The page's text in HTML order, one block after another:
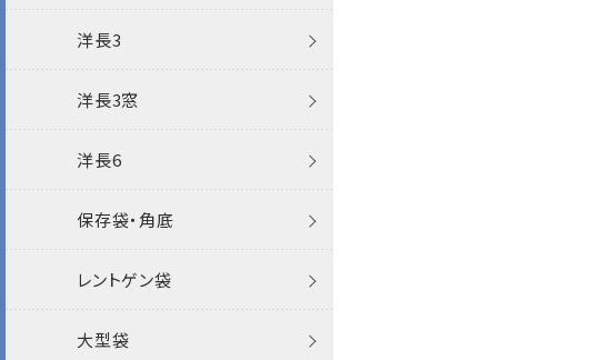
角1保存袋
角2保存袋
透けない封筒
クラフト封筒
白封筒
カラー封筒
角3保存袋
角2紐付マチなし
角2角底
透けない封筒
パステル
ケント
ケントプレミア
クラフト封筒
白封筒
ケント
機能性封筒
その他
カラー封筒
パステルカラー封筒
かんたん開封封筒
洋長3窓封筒
透けない封筒
クラフト封筒
白封筒
ケント
機能性封筒
パステルカラー封筒
エコ封筒
洋長6封筒
洋1封筒
洋2封筒
白封筒
パステルカラー封筒
洋3封筒
洋4封筒
洋長3
洋長3窓
洋長6
保存袋・角底
レントゲン袋
大型袋